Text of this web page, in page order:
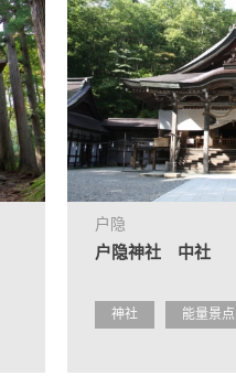
户隐
户隐神社 中社
神社 能量景点